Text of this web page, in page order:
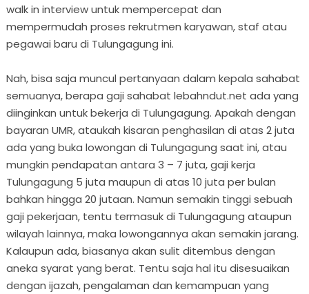
walk in interview untuk mempercepat dan
mempermudah proses rekrutmen karyawan, staf atau
pegawai baru di Tulungagung ini.
Nah, bisa saja muncul pertanyaan dalam kepala sahabat
semuanya, berapa gaji sahabat lebahndut.net ada yang
diinginkan untuk bekerja di Tulungagung. Apakah dengan
bayaran UMR, ataukah kisaran penghasilan di atas 2 juta
ada yang buka lowongan di Tulungagung saat ini, atau
mungkin pendapatan antara 3 – 7 juta, gaji kerja
Tulungagung 5 juta maupun di atas 10 juta per bulan
bahkan hingga 20 jutaan. Namun semakin tinggi sebuah
gaji pekerjaan, tentu termasuk di Tulungagung ataupun
wilayah lainnya, maka lowongannya akan semakin jarang.
Kalaupun ada, biasanya akan sulit ditembus dengan
aneka syarat yang berat. Tentu saja hal itu disesuaikan
dengan ijazah, pengalaman dan kemampuan yang